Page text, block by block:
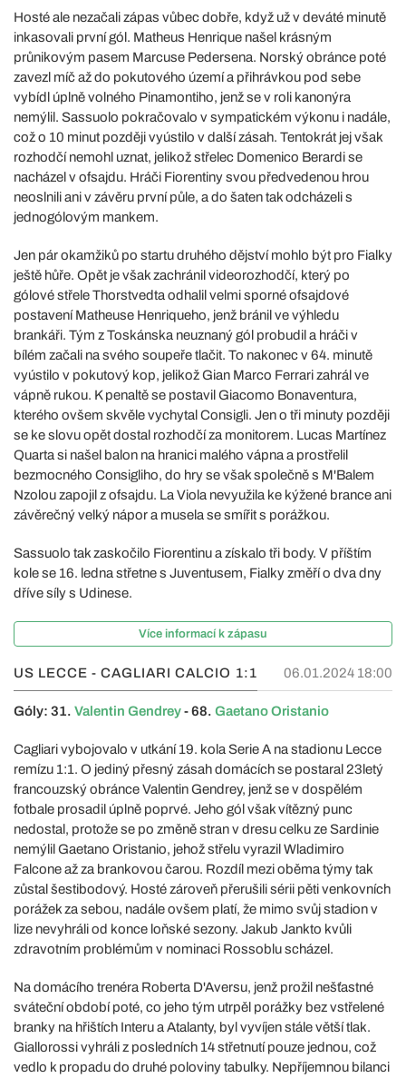
Hosté ale nezačali zápas vůbec dobře, když už v deváté minutě
inkasovali první gól. Matheus Henrique našel krásným
průnikovým pasem Marcuse Pedersena. Norský obránce poté
zavezl míč až do pokutového území a přihrávkou pod sebe
vybídl úplně volného Pinamontiho, jenž se v roli kanonýra
nemýlil. Sassuolo pokračovalo v sympatickém výkonu i nadále,
což o 10 minut později vyústilo v další zásah. Tentokrát jej však
rozhodčí nemohl uznat, jelikož střelec Domenico Berardi se
nacházel v ofsajdu. Hráči Fiorentiny svou předvedenou hrou
neoslnili ani v závěru první půle, a do šaten tak odcházeli s
jednogólovým mankem.
Jen pár okamžiků po startu druhého dějství mohlo být pro Fialky
ještě hůře. Opět je však zachránil videorozhodčí, který po
gólové střele Thorstvedta odhalil velmi sporné ofsajdové
postavení Matheuse Henriqueho, jenž bránil ve výhledu
brankáři. Tým z Toskánska neuznaný gól probudil a hráči v
bílém začali na svého soupeře tlačit. To nakonec v 64. minutě
vyústilo v pokutový kop, jelikož Gian Marco Ferrari zahrál ve
vápně rukou. K penaltě se postavil Giacomo Bonaventura,
kterého ovšem skvěle vychytal Consigli. Jen o tři minuty později
se ke slovu opět dostal rozhodčí za monitorem. Lucas Martínez
Quarta si našel balon na hranici malého vápna a prostřelil
bezmocného Consigliho, do hry se však společně s M'Balem
Nzolou zapojil z ofsajdu. La Viola nevyužila ke kýžené brance ani
závěrečný velký nápor a musela se smířit s porážkou.
Sassuolo tak zaskočilo Fiorentinu a získalo tři body. V příštím
kole se 16. ledna střetne s Juventusem, Fialky změří o dva dny
dříve síly s Udinese.
Více informací k zápasu
US LECCE - CAGLIARI CALCIO 1:1 06.01.2024 18:00
Góly: 31. Valentin Gendrey- 68. Gaetano Oristanio
Cagliari vybojovalo v utkání 19. kola Serie A na stadionu Lecce
remízu 1:1. O jediný přesný zásah domácích se postaral 23letý
francouzský obránce Valentin Gendrey, jenž se v dospělém
fotbale prosadil úplně poprvé. Jeho gól však vítězný punc
nedostal, protože se po změně stran v dresu celku ze Sardinie
nemýlil Gaetano Oristanio, jehož střelu vyrazil Wladimiro
Falcone až za brankovou čarou. Rozdíl mezi oběma týmy tak
zůstal šestibodový. Hosté zároveň přerušili sérii pěti venkovních
porážek za sebou, nadále ovšem platí, že mimo svůj stadion v
lize nevyhráli od konce loňské sezony. Jakub Jankto kvůli
zdravotním problémům v nominaci Rossoblu scházel.
Na domácího trenéra Roberta D'Aversu, jenž prožil nešťastné
sváteční období poté, co jeho tým utrpěl porážky bez vstřelené
branky na hřištích Interu a Atalanty, byl vyvíjen stále větší tlak.
Giallorossi vyhráli z posledních 14 střetnutí pouze jednou, což
vedlo k propadu do druhé poloviny tabulky. Nepříjemnou bilanci